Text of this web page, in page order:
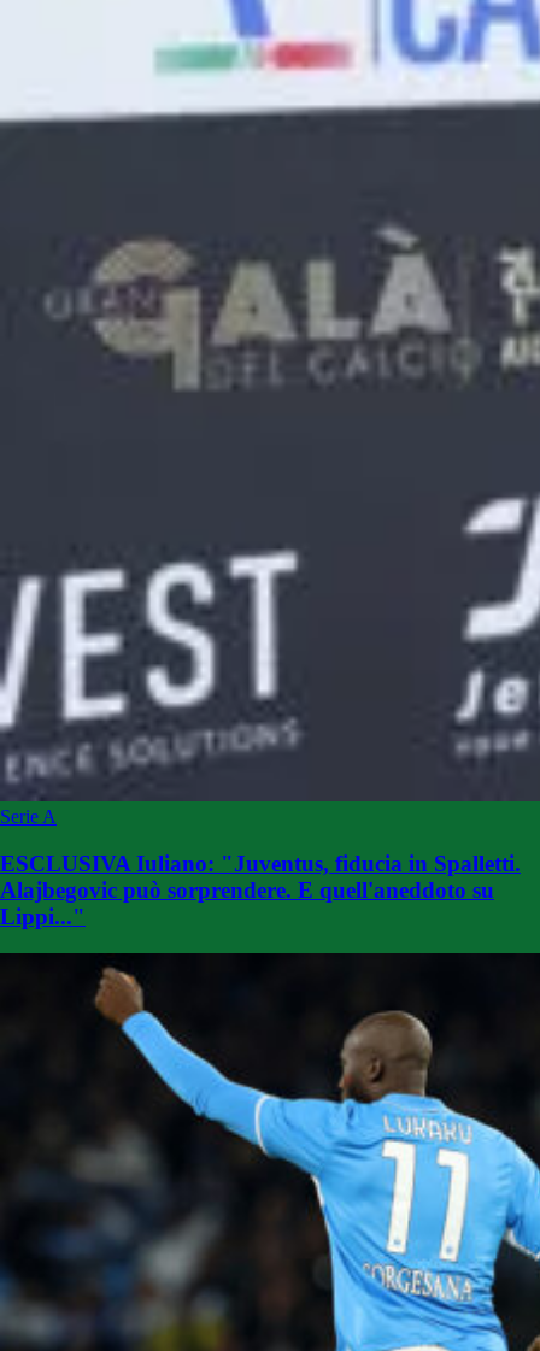
Serie A
ESCLUSIVA Iuliano: "Juventus, fiducia in Spalletti.
Alajbegovic può sorprendere. E quell'aneddoto su
Lippi..."